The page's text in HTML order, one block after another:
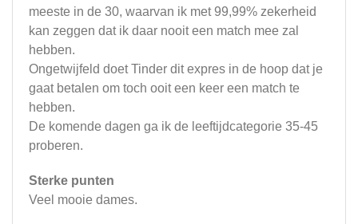
meeste in de 30, waarvan ik met 99,99% zekerheid
kan zeggen dat ik daar nooit een match mee zal
hebben.
Ongetwijfeld doet Tinder dit expres in de hoop dat je
gaat betalen om toch ooit een keer een match te
hebben.
De komende dagen ga ik de leeftijdcategorie 35-45
proberen.
Sterke punten
Veel mooie dames.